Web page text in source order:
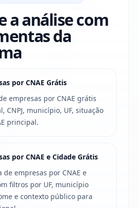
a análise com
da
por CNAE Grátis
empresas por CNAE grátis
CNPJ, município, UF, situação
principal.
por CNAE e Cidade Grátis
empresas por CNAE e
filtros por UF, município
e contexto público para